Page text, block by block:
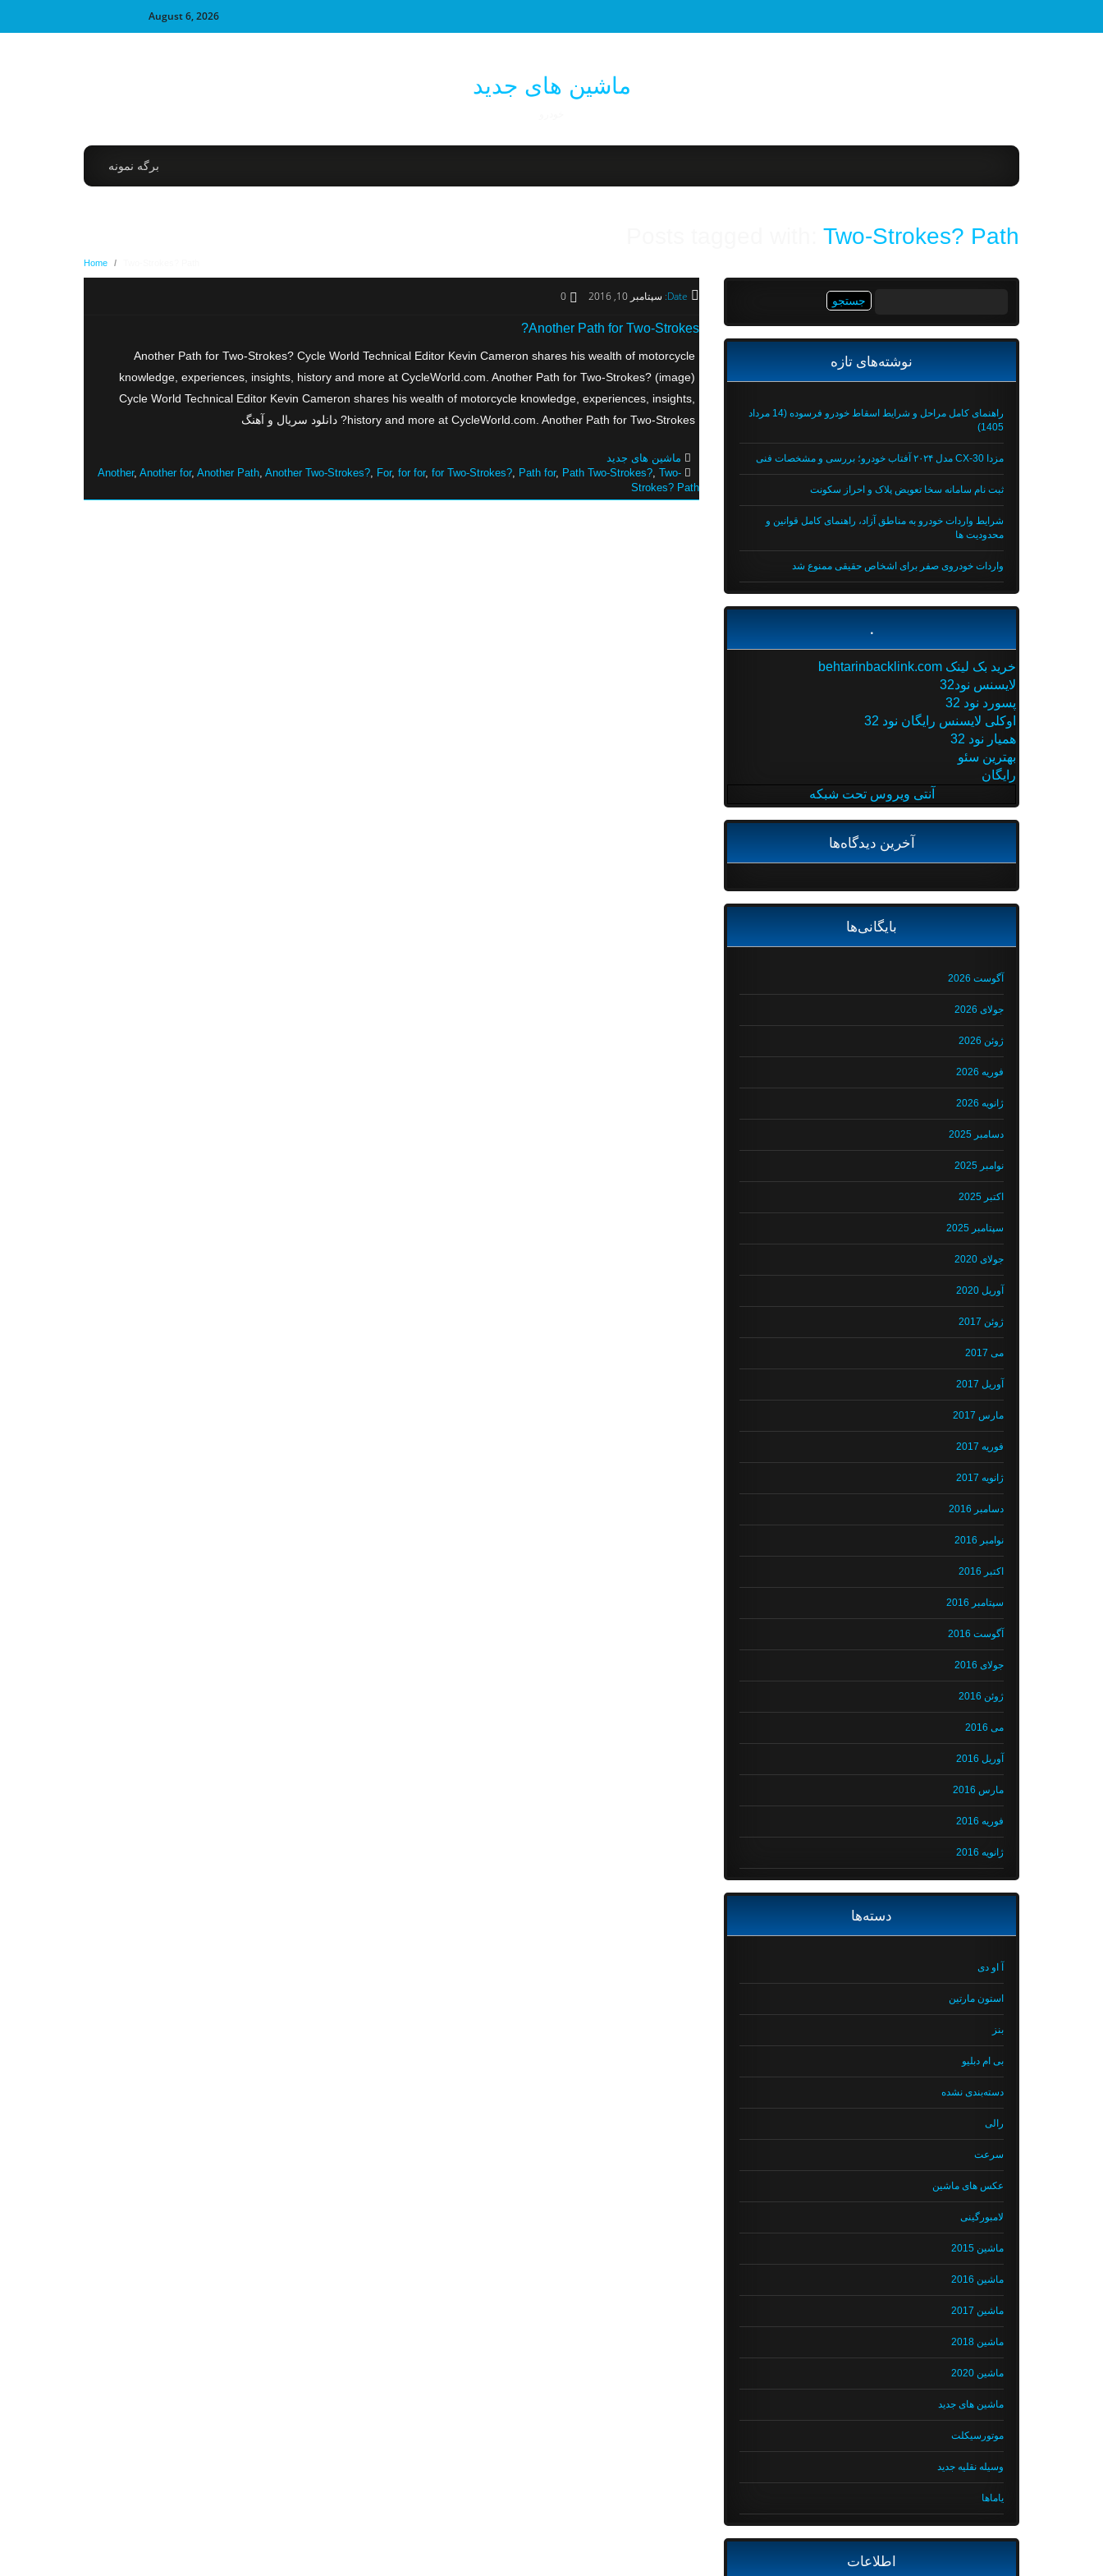
August 6, 2026
ماشین های جدید
برگه نمونه
Two-Strokes? Path
Home /
Date: سپتامبر 10, 2016 0
Another Path for Two-Strokes?
Another Path for Two-Strokes? Cycle World Technical Editor Kevin Cameron shares his wealth of motorcycle
knowledge, experiences, insights, history and more at CycleWorld.com. Another Path for Two-Strokes? (image)
Cycle World Technical Editor Kevin Cameron shares his wealth of motorcycle knowledge, experiences, insights,
history and more at CycleWorld.com. Another Path for Two-Strokes? دانلود سریال و آهنگ
ماشین های جدید
Another, Another for, Another Path Another Two-Strokes? For, for for, for Two-Strokes? Path for, Path Two-Strokes? Two-
Strokes? Path
نوشته‌های تازه
راهنمای کامل مراحل و شرایط اسقاط خودرو فرسوده (14 مرداد
1405)
مزدا CX-30 مدل ۲۰۲۴ آفتاب خودرو؛ بررسی و مشخصات فنی
ثبت نام سامانه سخا تعویض پلاک و احراز سکونت
شرایط واردات خودرو به مناطق آزاد، راهنمای کامل قوانین و
محدودیت ها
واردات خودروی صفر برای اشخاص حقیقی ممنوع شد
.
خرید بک لینک behtarinbacklink.com
لایسنس نود32
پسورد نود 32
اوکلی لایسنس رایگان نود 32
همیار نود 32
بهترین سئو
رایگان
آنتی ویروس تحت شبکه
آخرین دیدگاه‌ها
بایگانی‌ها
آگوست 2026
جولای 2026
ژوئن 2026
فوریه 2026
ژانویه 2026
دسامبر 2025
نوامبر 2025
اکتبر 2025
سپتامبر 2025
جولای 2020
آوریل 2020
ژوئن 2017
می 2017
آوریل 2017
مارس 2017
فوریه 2017
ژانویه 2017
دسامبر 2016
نوامبر 2016
اکتبر 2016
سپتامبر 2016
آگوست 2016
جولای 2016
ژوئن 2016
می 2016
آوریل 2016
مارس 2016
فوریه 2016
ژانویه 2016
دسته‌ها
آ او دی
استون مارتین
بنز
بی ام دبلیو
دسته‌بندی نشده
رالی
سرعت
عکس های ماشین
لامبورگینی
ماشین 2015
ماشین 2016
ماشین 2017
ماشین 2018
ماشین 2020
ماشین های جدید
موتورسیکلت
وسیله نقلیه جدید
یاماها
اطلاعات